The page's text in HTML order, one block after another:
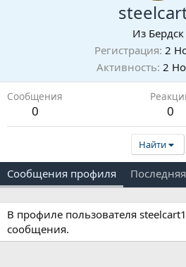
Из Бердск
Регистрация 2
Активность 2
Сообщения
0 0
Найти
Сообщения профиля
В профиле пользователя
сообщения.